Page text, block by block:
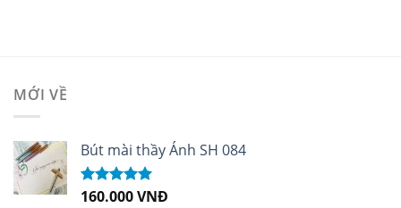
MỚI VỀ
Bút mài thầy Ánh SH 084
Được xếp
160.000VNĐ